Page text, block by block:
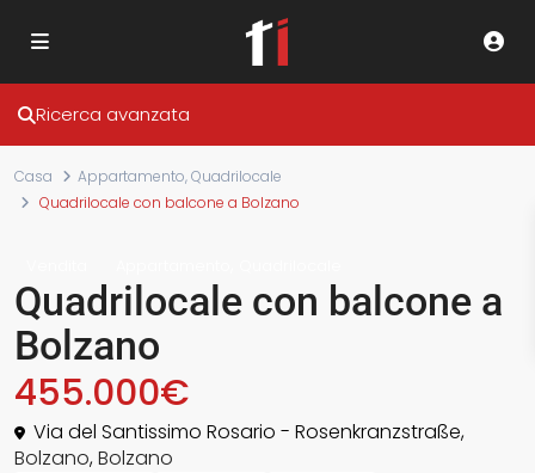
Ricerca avanzata
Casa Appartamento,Quadrilocale
Quadrilocale con balcone a Bolzano
Quadrilocale con balcone a
Bolzano
455.000€
Via del Santissimo Rosario - Rosenkranzstraße,
Bolzano,Bolzano